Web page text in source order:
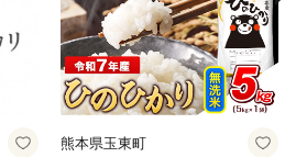
熊本県玉東町